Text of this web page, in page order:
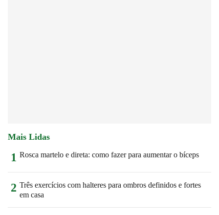
Mais Lidas
1 Rosca martelo e direta: como fazer para aumentar o bíceps
2 Três exercícios com halteres para ombros definidos e fortes
em casa